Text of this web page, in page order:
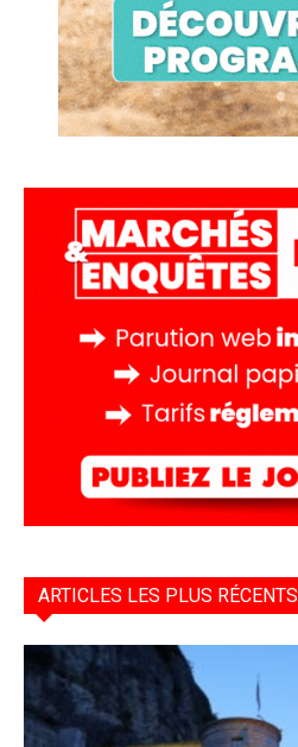
ARTICLES LES PLUS RÉCENTS